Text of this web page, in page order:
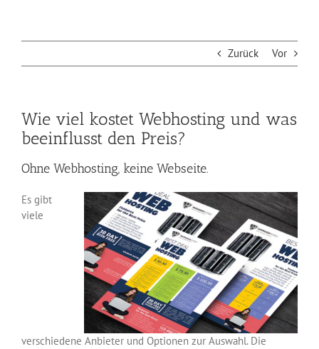
Zurück Vor
Wie viel kostet Webhosting und was
beeinflusst den Preis?
Ohne Webhosting, keine Webseite.
Es gibt
viele
verschiedene Anbieter und Optionen zur Auswahl. Die